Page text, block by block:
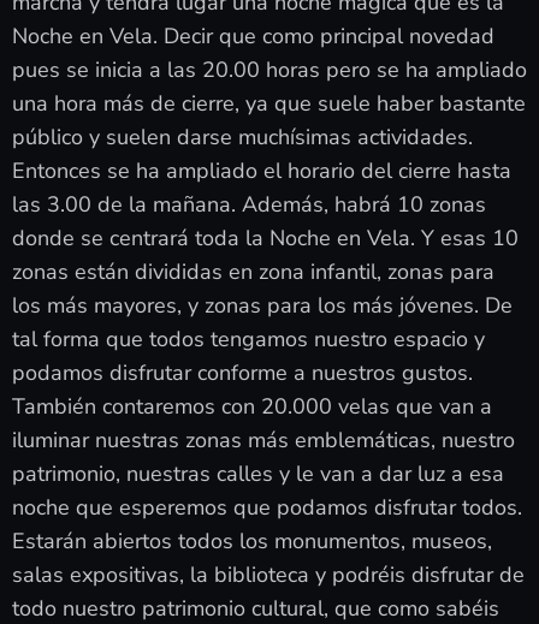
Noche en Vela. Decir que como principal novedad
pues se inicia a las 20.00 horas pero se ha ampliado
una hora más de cierre, ya que suele haber bastante
público y suelen darse muchísimas actividades.
Entonces se ha ampliado el horario del cierre hasta
las 3.00 de la mañana. Además, habrá 10 zonas
donde se centrará toda la Noche en Vela. Y esas 10
zonas están divididas en zona infantil, zonas para
los más mayores, y zonas para los más jóvenes. De
tal forma que todos tengamos nuestro espacio y
podamos disfrutar conforme a nuestros gustos.
También contaremos con 20.000 velas que van a
iluminar nuestras zonas más emblemáticas, nuestro
patrimonio, nuestras calles y le van a dar luz a esa
noche que esperemos que podamos disfrutar todos.
Estarán abiertos todos los monumentos, museos,
salas expositivas, la biblioteca y podréis disfrutar de
todo nuestro patrimonio cultural, que como sabéis